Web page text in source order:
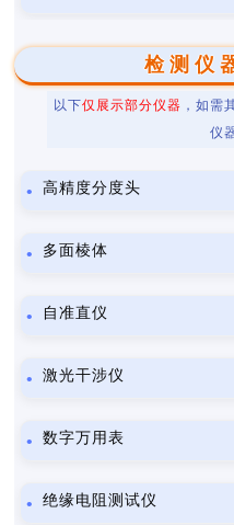
检测仪
以下仅展示部分仪器 ，如需
仪
高精度分度头
多面棱体
自准直仪
激光干涉仪
数字万用表
绝缘电阻测试仪